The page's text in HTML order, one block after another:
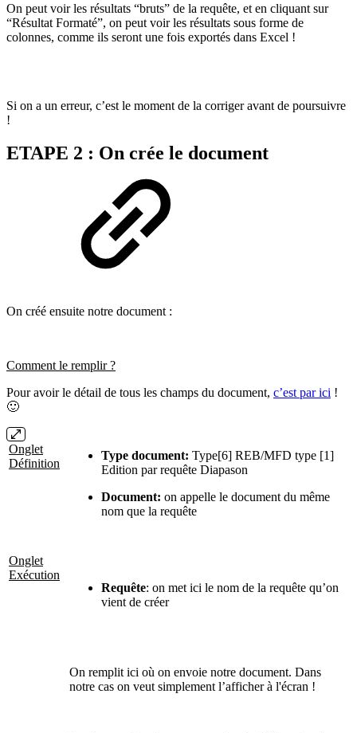
On peut voir les résultats “bruts” de la requête, et en cliquant sur
“Résultat Formaté”, on peut voir les résultats sous forme de
colonnes, comme ils seront une fois exportés dans Excel !
Si on a un erreur, c’est le moment de la corriger avant de poursuivre
!
ETAPE 2 : On crée le document
On créé ensuite notre document :
Comment le remplir ?
Pour avoir le détail de tous les champs du document, c’est par ici !
🙂
Onglet
Définition
Type document: Type[6] REB/MFD type [1]
Edition par requête Diapason
Document: on appelle le document du même
nom que la requête
Onglet
Exécution
Requête: on met ici le nom de la requête qu’on
vient de créer
On remplit ici où on envoie notre document. Dans
notre cas on veut simplement l’afficher à l'écran !